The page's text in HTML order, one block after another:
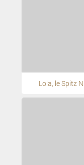
Lola, le Spitz